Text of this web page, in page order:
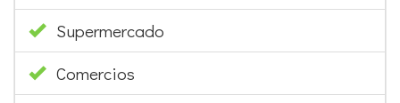
Supermercado
Comercios